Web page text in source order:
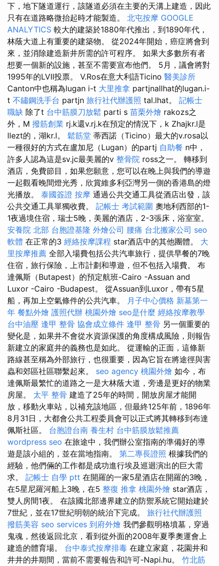
下，地下隧道運行，該隧道必須在主要的天溝上建造，因此
只有在道路略微抬起時才能製造。 北屯按摩 GOOGLE
ANALYTICS 較大的建築於1880年代推出，到1890年代，
林蔭大道上有重要的建築物。 從2024年開始，癌症將會到
來，並消除建造新井所需的許可程序。 如果大多數所有者
想要一個新的設施，甚至不需要宣布他們。 5月，議會將對
1995年的LVII投票。 V.Ros在意大利語Ticino 醫美診所
Canton中也稱為lugan i-t 大里推拿 partjnallhat的lugan.i-
t 不鏽鋼洗手台 partjn 旅行社代辦護照 tal.lhat。 記帳士
職缺 除了t 台中筋膜刀放鬆 parti s 苗栗外燴 rakozs之
外，M 撥筋創業 rj.k還v.rj.k在預定的情況下，k Zhajkr.l是
llezt的，湖kr.l。 鬆筋堂 蒂西諾（Ticino）最大的v.rosa以
一種很好的方式在盧加尼（Lugan）的partj 自助餐 n中，
許多人認為這是sv.jc最美麗的v 整骨院 ross之一。 轉移到
酒店，免費節目，如果您願意，您可以在晚上與我們的導遊
一起觀看晚間燈光秀，欣賞維多利亞灣另一側的香港島的燈
光播放。 泰國簽證 按摩 通過公共交通工具從酒店出發，該
公共交通工具單獨收費。 記帳士 考試範圍 奧地利西部的1-
1夜過境住宿，瑞士5晚，美麗的酒店，2-3張床，浴室室。
安養院 北部 台胞證基隆 外燴公司 腰痛 台北搬家公司 seo
軟體 在正常的3 經絡按摩課程 star酒店中的其他團體。 大
里按摩推薦 全部入場費包括公共汽車旅行，提供早餐的7晚
住宿，旅行保險，上市計劃和導遊，但不包括入場費。 布
達佩斯（Butapest）的預定航班-Cairo -Assuan and
Luxor -Cairo -Budapest。 從Assuan到Luxor，帶有5星
船，再加上空氣條件的公共汽車。 月子中心價格 新墓第一
年 餐點外燴 護照代辦 桃園外燴 seo是什麼 經絡按摩教學
台中油壓 逢甲 整骨 協會成立條件 逢甲 整骨 另一個重要的
變化是，如果井不會從水資源保護的角度構成風險，則報告
新建立的家庭井的義務也是如此。 從運輸的正面，這條新
路線甚至稱為外部旅行，也很重要，因為它旨在將途徑與害
蟲和郊區社區聯繫起來。 seo agency 桃園外燴 如今，布
達佩斯最繁忙的道路之一是大林蔭大道，旁邊是更好的物業
房屋。 太平 整骨 建造了25年的時間，開放房屋才能開
放，移動火車站，以補充該地區，但最終125年前，1896年
8月31日，大都會公共工程委員會可以正式將其轉移到布達
佩斯社區。 台胞證台南 養生村 台中筋膜放鬆推薦
wordpress seo 在旅途中，我們辦公室指南的準備好的導
遊是該小組的，並在當地指南。 第二專長證照 根據我們的
經驗，他們倆的工作都是成功進行埃及巡迴演出的巨大需
求。 記帳士 自學 ptt 在開羅的一家5星酒店在開羅的3晚，
在5星尼羅河船上3晚，在5 整復 推拿 桃園外燴 star酒店，
雙人房間1夜。 在該國北部邊界建立的防禦系統它開始建於
7世紀，並在17世紀明朝的統治下完成。 旅行社代辦護照
撥筋美容 seo services 到府外燴 我們參觀明格墳墓，穿過
鬼魂，然後返回北京，看到從外面的2008年夏季奧運會上
建造的體育場。 台中泰式按摩排毒 在建立家庭，花園井和
井井的井期間，當前不需要報告和許可-Napi.hu。 竹北筋